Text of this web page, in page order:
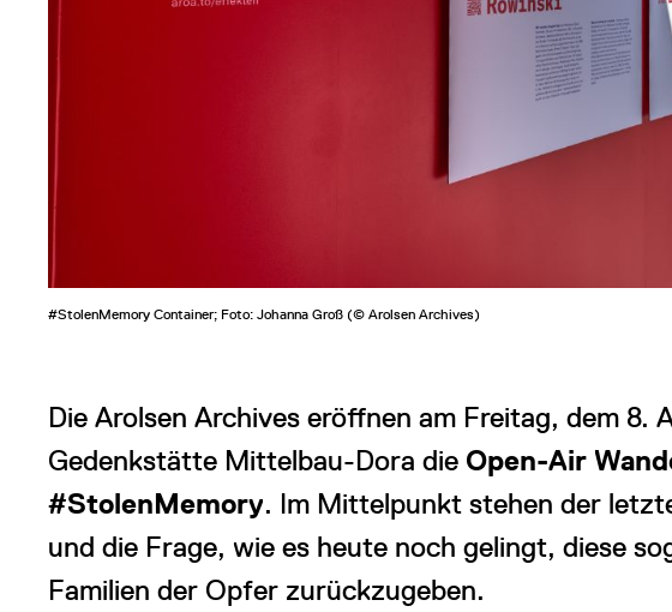
#StolenMemory Container; Foto: Johanna Groß (© Arolsen Archives)
Die Arolsen Archives eröffnen am Freitag, dem 8.
Gedenkstätte Mittelbau-Dora die Open-Air
#StolenMemory. Im Mittelpunkt stehen der
und die Frage, wie es heute noch gelingt, diese
Familien der Opfer zurückzugeben.